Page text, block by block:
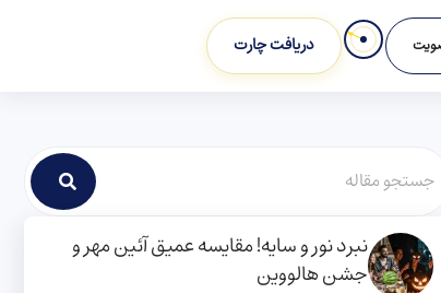
دریافت چارت
نبرد نور و سایه! مقایسه عمیق آئین مهر و
جشن هالووین